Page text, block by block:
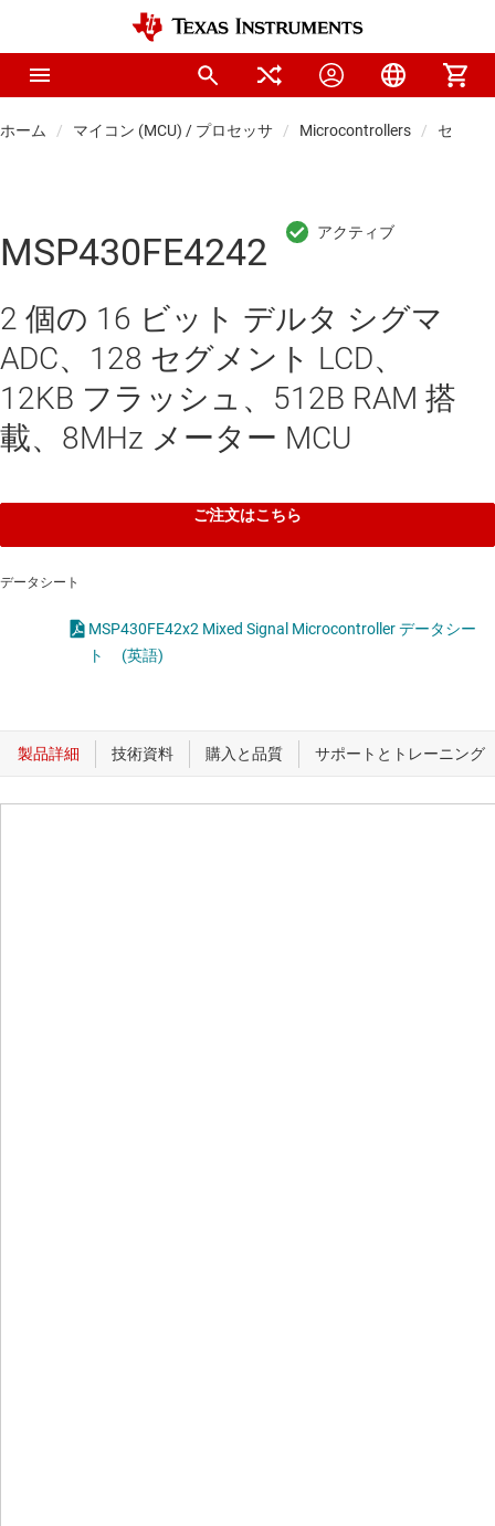
ホーム マイコン (MCU) / プロセッサ Microcontrollers センシ
MSP430FE4242
2 個の 16 ビット デルタ シグマ
ADC、128 セグメント LCD、
12KB フラッシュ、512B RAM 搭
載、8MHz メーター MCU
ご注文はこちら
データシート
MSP430FE42x2 Mixed Signal Microcontroller データシー
ト
(英語)